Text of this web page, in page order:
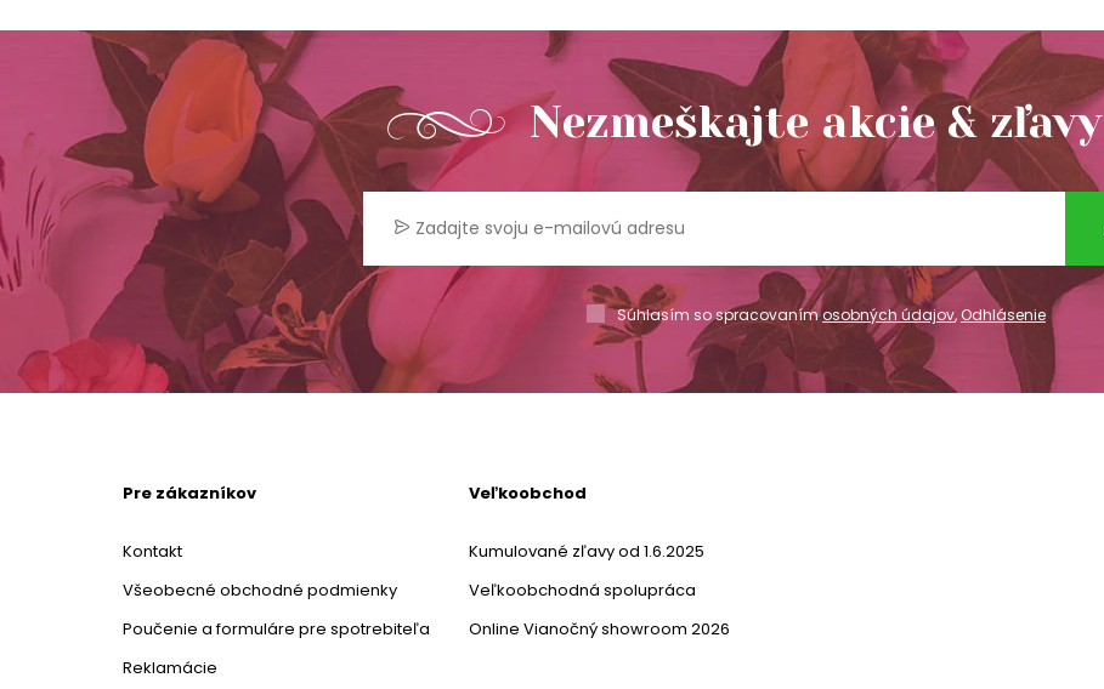
Nezmeškajte akcie & zľavy
Súhlasím so spracovanímosobných údajov,Odhlásenie
Pre zákazníkov
Kontakt
Všeobecné obchodné podmienky
Poučenie a formuláre pre spotrebiteľa
Reklamácie
Veľkoobchod
Kumulované zľavy od 1.6.2025
Veľkoobchodná spolupráca
Online Vianočný showroom 2026